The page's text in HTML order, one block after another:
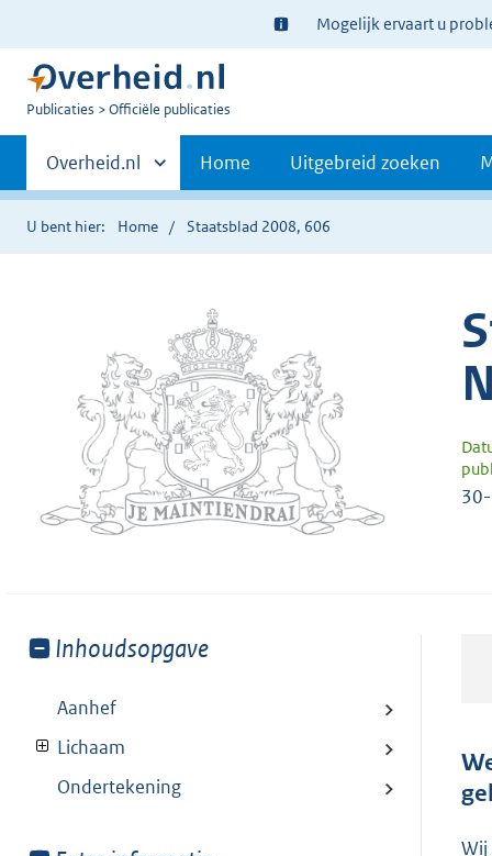
Ter
informatie:
Mogelijk ervaart u
U
Publicaties Officiële publicaties
Primaire
navigatie
Andere
sites
binnen
Overheid.nl Home Uitgebreid zoeken
U bent hier: Home Staatsblad 2008, 606
Toon
van:
Inhoudsopgave
Aanhef
Lichaam
Ondertekening
Wij